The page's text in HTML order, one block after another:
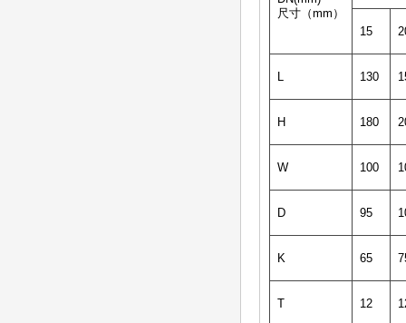
尺寸（mm）
15
L 130
H 180
W 100
D 95
K 65
T 12